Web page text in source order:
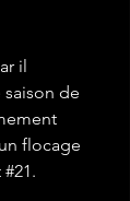
il
de
flocage